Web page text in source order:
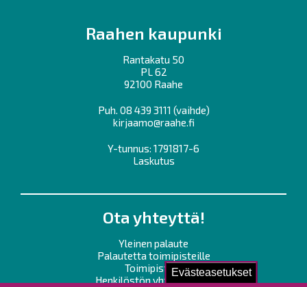
Evästeasetukset
Raahen kaupunki
Rantakatu 50
PL 62
92100 Raahe
Puh. 08 439 3111 (vaihde)
kirjaamo@raahe.fi
Y-tunnus: 1791817-6
Laskutus
Ota yhteyttä!
Yleinen palaute
Palautetta toimipisteille
Toimipisteet
Henkilöstön yhteystiedot